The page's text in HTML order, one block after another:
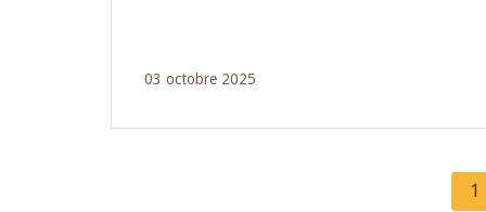
03 octobre 2025
1